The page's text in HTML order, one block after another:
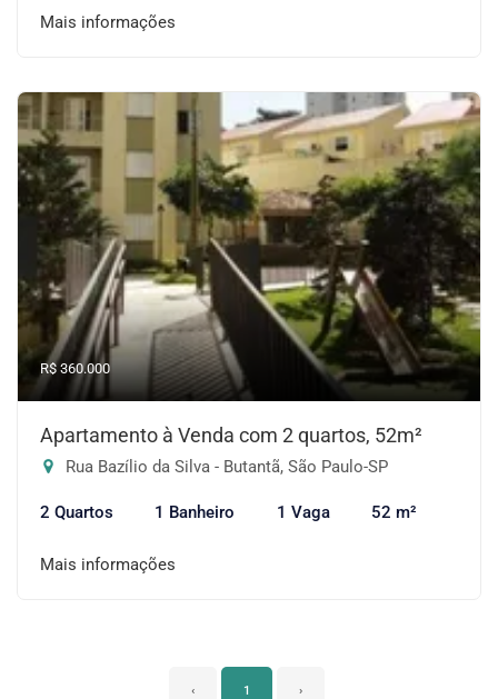
Mais informações
R$ 360.000
Apartamento à Venda com 2 quartos, 52m²
Rua Bazílio da Silva - Butantã, São Paulo-SP
2 Quartos 1 Banheiro 1 Vaga 52 m²
Mais informações
‹ 1 ›